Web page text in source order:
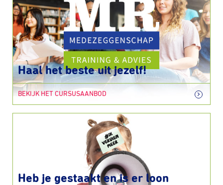
Haal het beste uit jezelf!
BEKIJK HET CURSUSAANBOD
Heb je gestaakt en is er loon